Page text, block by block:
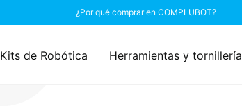
¿Por qué comprar en COMPLUBOT?
Kits de Robótica Herramientas y tornillería